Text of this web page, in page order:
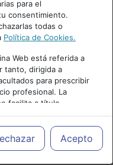
Cancelar
para el
consentimiento.
todas o
Política de Cookies.
Web está referida a
tanto, dirigida a
para prescribir
profesional. La
facilita a título
de los
y decidir, en
adecuado a lasAcepto